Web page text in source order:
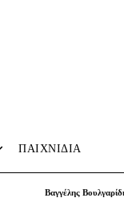
ΠΑΙΧΝΙΔΙΑ
Βαγγέλης